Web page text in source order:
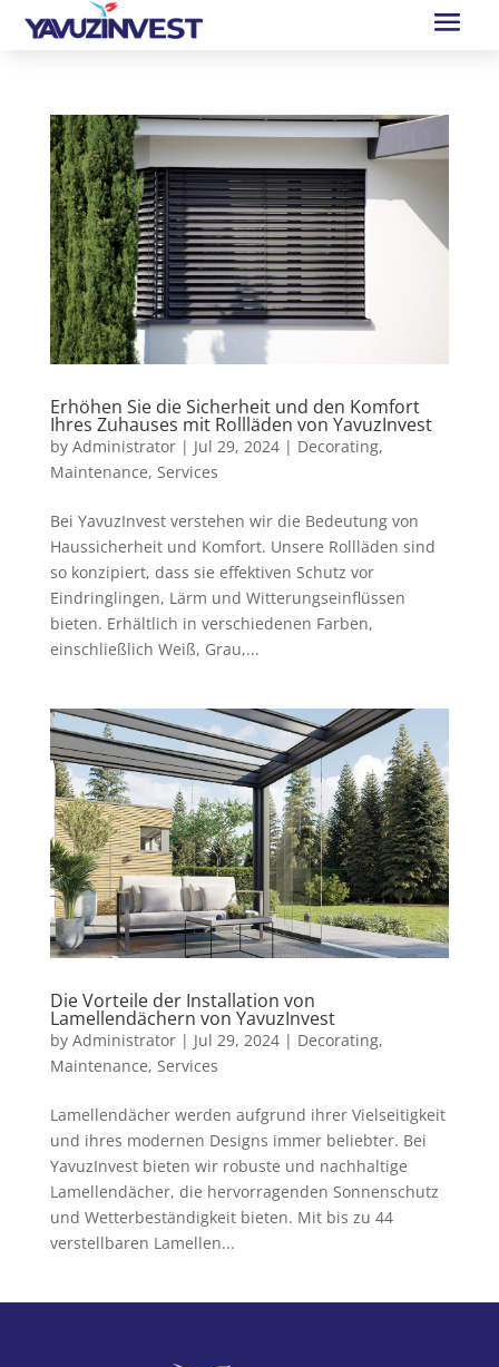
Erhöhen Sie die Sicherheit und den Komfort
Ihres Zuhauses mit Rollläden von YavuzInvest
by Administrator| Jul 29, 2024| Decorating,
Maintenance, Services
Bei YavuzInvest verstehen wir die Bedeutung von
Haussicherheit und Komfort. Unsere Rollläden sind
so konzipiert, dass sie effektiven Schutz vor
Eindringlingen, Lärm und Witterungseinflüssen
bieten. Erhältlich in verschiedenen Farben,
einschließlich Weiß, Grau,...
Die Vorteile der Installation von
Lamellendächern von YavuzInvest
by Administrator| Jul 29, 2024| Decorating,
Maintenance, Services
Lamellendächer werden aufgrund ihrer Vielseitigkeit
und ihres modernen Designs immer beliebter. Bei
YavuzInvest bieten wir robuste und nachhaltige
Lamellendächer, die hervorragenden Sonnenschutz
und Wetterbeständigkeit bieten. Mit bis zu 44
verstellbaren Lamellen...